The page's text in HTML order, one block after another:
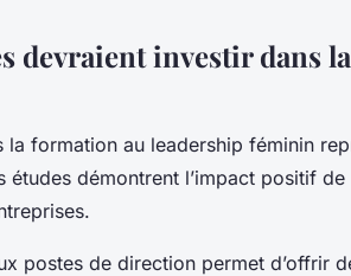
devraient investir dans
la formation au leadership féminin
démontrent l’impact positif de
postes de direction permet d’offrir